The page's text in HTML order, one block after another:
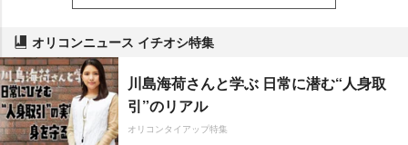
オリコンニュース イチオシ特集
川島海荷さんと学ぶ 日常に潜む“人身取
引”のリアル
オリコンタイアップ特集